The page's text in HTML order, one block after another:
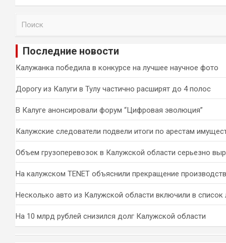
и
Последние новости
Калужанка победила в конкурсе на лучшее научное фото
Дорогу из Калуги в Тулу частично расширят до 4 полос
В Калуге анонсировали форум “Цифровая эволюция”
Калужские следователи подвели итоги по арестам
Объем грузоперевозок в Калужской области серьезно
На калужском TENET объяснили прекращение
Несколько авто из Калужской области включили в список
На 10 млрд рублей снизился долг Калужской области